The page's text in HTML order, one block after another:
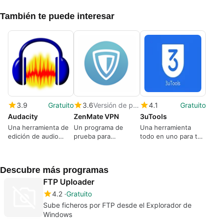
También te puede interesar
3.9
Gratuito
Audacity
Una herramienta de
edición de audio
3.6
Versión de prueba
ZenMate VPN
Un programa de
prueba para
4.1
Gratuito
3uTools
Una herramienta
todo en uno para tu
Descubre más programas
FTP Uploader
4.2 Gratuito
Sube ficheros por FTP desde el Explorador de
Windows